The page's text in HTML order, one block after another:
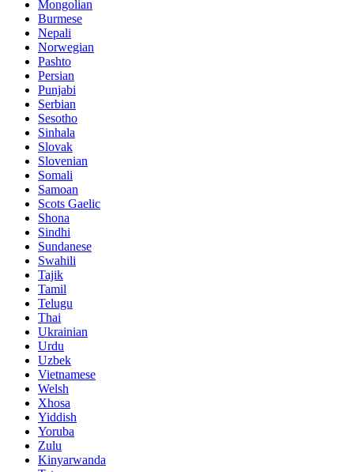
Mongolian
Burmese
Nepali
Norwegian
Pashto
Persian
Punjabi
Serbian
Sesotho
Sinhala
Slovak
Slovenian
Somali
Samoan
Scots Gaelic
Shona
Sindhi
Sundanese
Swahili
Tajik
Tamil
Telugu
Thai
Ukrainian
Urdu
Uzbek
Vietnamese
Welsh
Xhosa
Yiddish
Yoruba
Zulu
Kinyarwanda